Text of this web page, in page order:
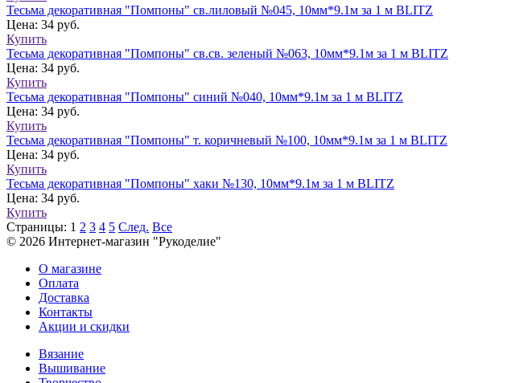
Тесьма декоративная "Помпоны" св.лиловый №045, 10мм*9.1м за 1 м BLITZ
Цена: 34 руб.
Купить
Тесьма декоративная "Помпоны" св.св. зеленый №063, 10мм*9.1м за 1 м BLITZ
Цена: 34 руб.
Купить
Тесьма декоративная "Помпоны" синий №040, 10мм*9.1м за 1 м BLITZ
Цена: 34 руб.
Купить
Тесьма декоративная "Помпоны" т. коричневый №100, 10мм*9.1м за 1 м BLITZ
Цена: 34 руб.
Купить
Тесьма декоративная "Помпоны" хаки №130, 10мм*9.1м за 1 м BLITZ
Цена: 34 руб.
Купить
Страницы: 1 2 3 4 5 След. Все
© 2026 Интернет-магазин "Рукоделие"
О магазине
Оплата
Доставка
Контакты
Акции и скидки
Вязание
Вышивание